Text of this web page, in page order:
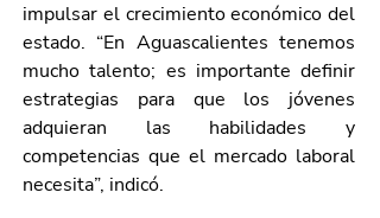
impulsar el crecimiento económico del
estado. “En Aguascalientes tenemos
mucho talento; es importante definir
estrategias para que los jóvenes
adquieran las habilidades y
competencias que el mercado laboral
necesita”, indicó.